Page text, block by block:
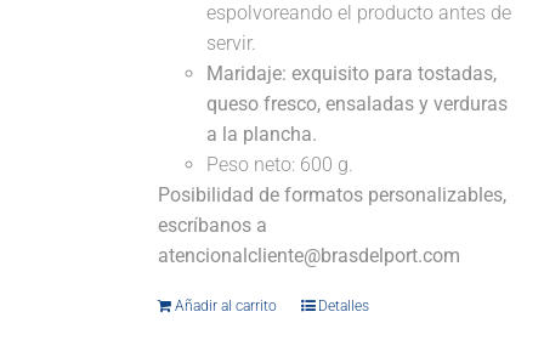
espolvoreando el producto antes de
servir.
Maridaje: exquisito para tostadas,
queso fresco, ensaladas y verduras
a la plancha.
Peso neto: 600 g.
Posibilidad de formatos personalizables,
escríbanos a
atencionalcliente@brasdelport.com
Añadir al carrito Detalles